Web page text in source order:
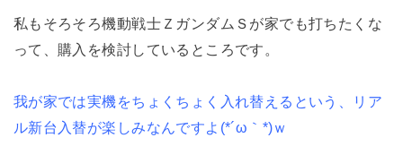
私もそろそろ機動戦士ＺガンダムＳが家でも打ちたくな
って、購入を検討しているところです。
我が家では実機をちょくちょく入れ替えるという、リア
ル新台入替が楽しみなんですよ(*´ω｀*)ｗ